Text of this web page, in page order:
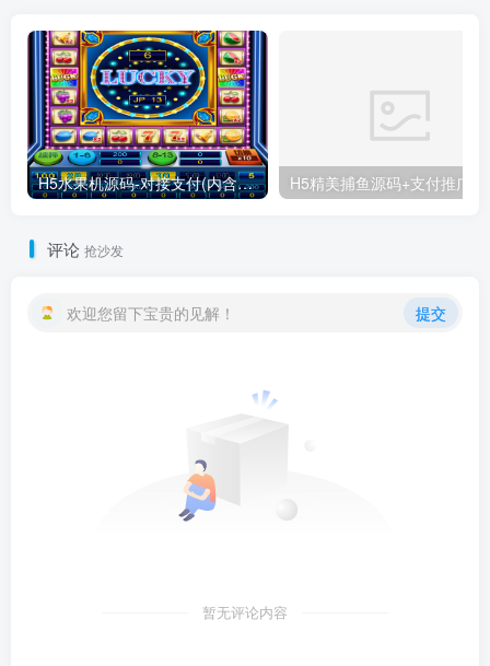
H5水果机源码-对接支付(内含视频搭建教程)
评论 抢沙发
欢迎您留下宝贵的见解！ 提交
暂无评论内容